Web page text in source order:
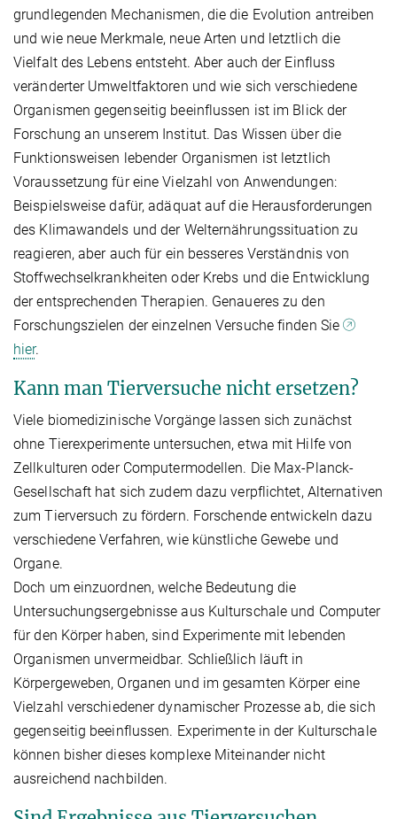
grundlegenden Mechanismen, die die Evolution antreiben
und wie neue Merkmale, neue Arten und letztlich die
Vielfalt des Lebens entsteht. Aber auch der Einfluss
veränderter Umweltfaktoren und wie sich verschiedene
Organismen gegenseitig beeinflussen ist im Blick der
Forschung an unserem Institut. Das Wissen über die
Funktionsweisen lebender Organismen ist letztlich
Voraussetzung für eine Vielzahl von Anwendungen:
Beispielsweise dafür, adäquat auf die Herausforderungen
des Klimawandels und der Welternährungssituation zu
reagieren, aber auch für ein besseres Verständnis von
Stoffwechselkrankheiten oder Krebs und die Entwicklung
der entsprechenden Therapien. Genaueres zu den
Forschungszielen der einzelnen Versuche finden Sie
hier.
Kann man Tierversuche nicht ersetzen?
Viele biomedizinische Vorgänge lassen sich zunächst
ohne Tierexperimente untersuchen, etwa mit Hilfe von
Zellkulturen oder Computermodellen. Die Max-Planck-
Gesellschaft hat sich zudem dazu verpflichtet, Alternativen
zum Tierversuch zu fördern. Forschende entwickeln dazu
verschiedene Verfahren, wie künstliche Gewebe und
Organe.
Doch um einzuordnen, welche Bedeutung die
Untersuchungsergebnisse aus Kulturschale und Computer
für den Körper haben, sind Experimente mit lebenden
Organismen unvermeidbar. Schließlich läuft in
Körpergeweben, Organen und im gesamten Körper eine
Vielzahl verschiedener dynamischer Prozesse ab, die sich
gegenseitig beeinflussen. Experimente in der Kulturschale
können bisher dieses komplexe Miteinander nicht
ausreichend nachbilden.